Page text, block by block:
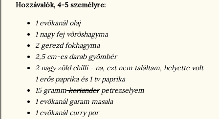
Hozzávalók, 4-5 személyre:
1 evőkanál olaj
1 nagy fej vöröshagyma
2 gerezd fokhagyma
2,5 cm-es darab gyömbér
2 nagy zöld chilli- na, ezt nem találtam, helyette volt
1 erős paprika és 1 tv paprika
15 grammkorianderpetrezselyem
1 evőkanál garam masala
1 evőkanál curry por